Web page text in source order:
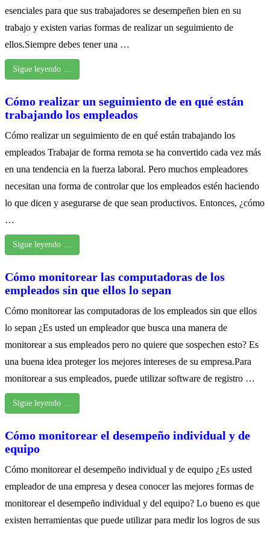
esenciales para que sus trabajadores se desempeñen bien en su
trabajo y existen varias formas de realizar un seguimiento de
ellos.Siempre debes tener una …
Sigue leyendo …
Cómo realizar un seguimiento de en qué están
trabajando los empleados
Cómo realizar un seguimiento de en qué están trabajando los
empleados Trabajar de forma remota se ha convertido cada vez más
en una tendencia en la fuerza laboral. Pero muchos empleadores
necesitan una forma de controlar que los empleados estén haciendo
lo que dicen y asegurarse de que sean productivos. Entonces, ¿cómo
…
Sigue leyendo …
Cómo monitorear las computadoras de los
empleados sin que ellos lo sepan
Cómo monitorear las computadoras de los empleados sin que ellos
lo sepan ¿Es usted un empleador que busca una manera de
monitorear a sus empleados pero no quiere que sospechen esto? Es
una buena idea proteger los mejores intereses de su empresa.Para
monitorear a sus empleados, puede utilizar software de registro …
Sigue leyendo …
Cómo monitorear el desempeño individual y de
equipo
Cómo monitorear el desempeño individual y de equipo ¿Es usted
empleador de una empresa y desea conocer las mejores formas de
monitorear el desempeño individual y del equipo? Lo bueno es que
existen herramientas que puede utilizar para medir los logros de sus